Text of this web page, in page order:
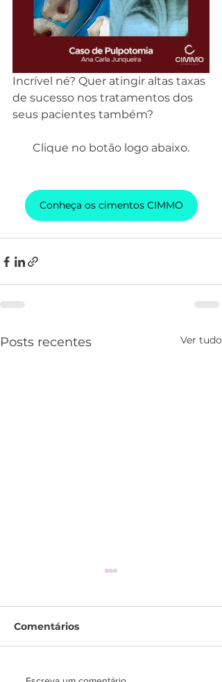
Incrível né? Quer atingir altas taxas
de sucesso nos tratamentos dos
seus pacientes também?
Clique no botão logo abaixo.
Conheça os cimentos CIMMO
Posts recentes Ver tudo
Comentários